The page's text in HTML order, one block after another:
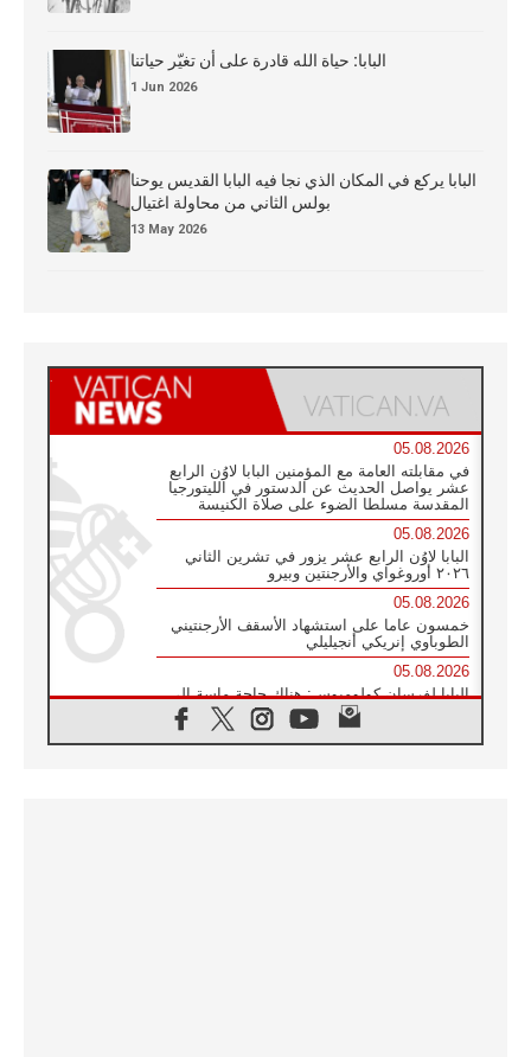
البابا: حياة الله قادرة على أن تغيّر حياتنا
1 Jun 2026
البابا يركع في المكان الذي نجا فيه البابا القديس يوحنا
بولس الثاني من محاولة اغتيال
13 May 2026
05.08.2026
في مقابلته العامة مع المؤمنين البابا لاوُن الرابع
عشر يواصل الحديث عن الدستور في الليتورجيا
المقدسة مسلطا الضوء على صلاة الكنيسة
05.08.2026
البابا لاوُن الرابع عشر يزور في تشرين الثاني
٢٠٢٦ أوروغواي والأرجنتين وبيرو
05.08.2026
خمسون عاما على استشهاد الأسقف الأرجنتيني
الطوباوي إنريكي أنجيليلي
05.08.2026
البابا لفرسان كولومبوس: هناك حاجة ماسة إلى
أنبياء تناغم يسعون إلى بناء الجسور
04.08.2026